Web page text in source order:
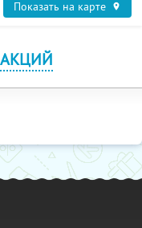
Показать на карте